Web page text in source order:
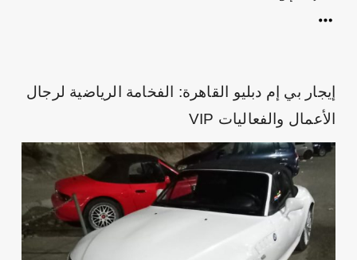
إيجار بي إم دبليو القاهرة: الفخامة الرياضية لرجال
الأعمال والفعاليات VIP